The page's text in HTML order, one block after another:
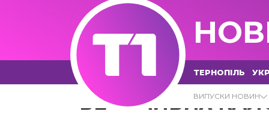
ТЕРНОПІЛЬ
ВИПУСКИ НОВИН
БЕЗ ЗАЙВИХ